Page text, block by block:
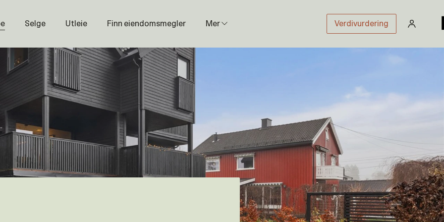
Selge Utleie Finn eiendomsmegler Mer
Prisstatistikk
Næring
Nybygg
Om oss
Åpenhetsloven
Prisliste
Karriere
Verdivurdering